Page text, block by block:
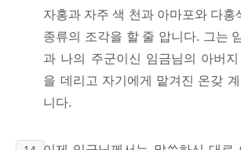
자홍과 자주 색 천과 아마포와 다홍
종류의 조각을 할 줄 압니다. 그는
과 나의 주군이신 임금님의 아버
을 데리고 자기에게 맡겨진 온갖
니다.